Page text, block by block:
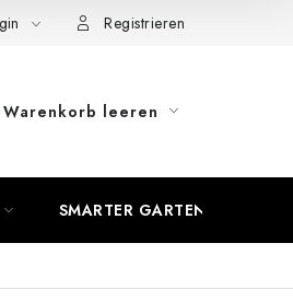
Registrieren
Warenkorb leeren
SMARTER GARTEN